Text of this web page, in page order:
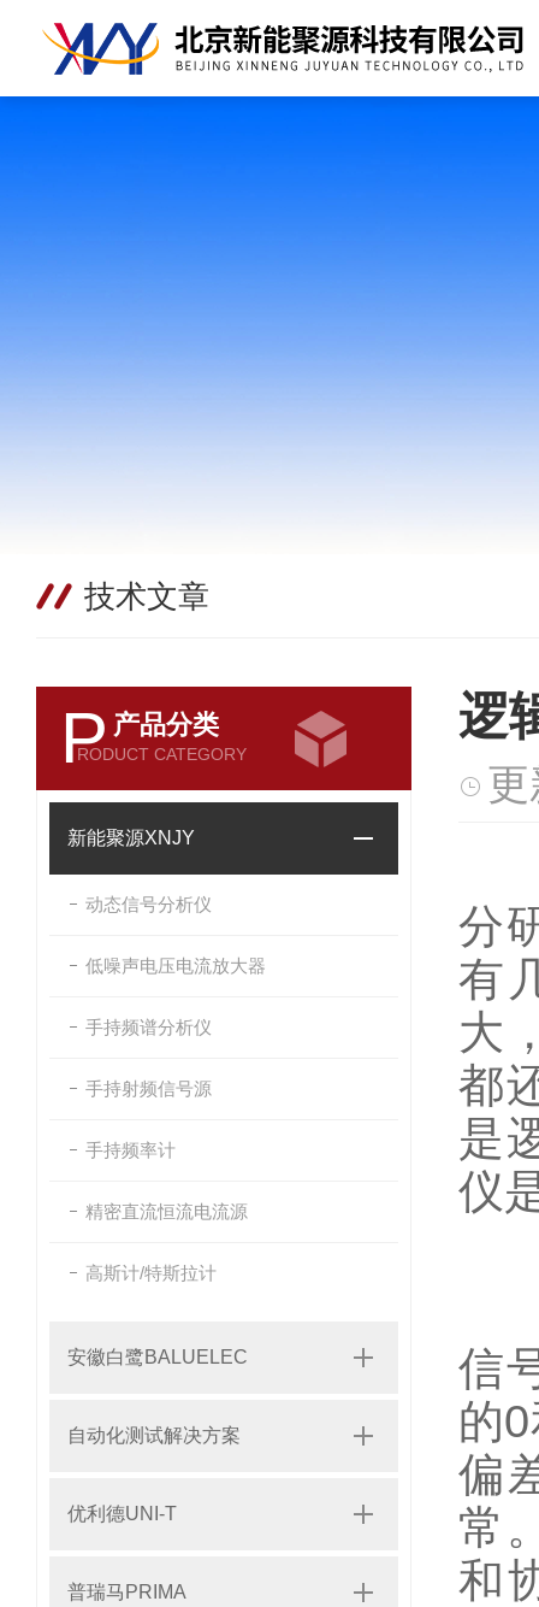
技术文章
P 产品分类
RODUCT CATEGORY
新能聚源XNJY
动态信号分析仪
低噪声电压电流放大器
手持频谱分析仪
手持射频信号源
手持频率计
精密直流恒流电流源
高斯计/特斯拉计
安徽白鹭BALUELEC
自动化测试解决方案
优利德UNI-T
普瑞马PRIMA
逻
分
有
大
都
是
仪
信
的
偏
常
和